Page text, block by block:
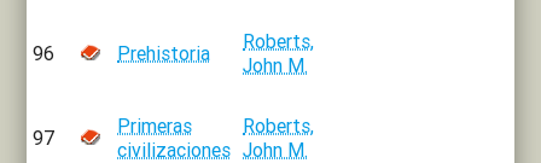
96 Prehistoria
Roberts,
John M.
97
Primeras
civilizaciones
Roberts,
John M.